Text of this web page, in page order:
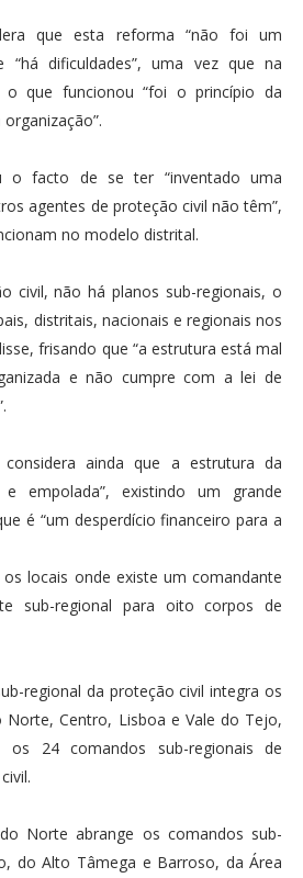
que esta reforma “não foi um
“há dificuldades”, uma vez que na
o que funcionou “foi o princípio da
o facto de se ter “inventado uma
agentes de proteção civil não têm”,
no modelo distrital.
civil, não há planos sub-regionais, o
distritais, nacionais e regionais nos
frisando que “a estrutura está mal
e não cumpre com a lei de
ainda que a estrutura da
e empolada”, existindo um grande
é “um desperdício financeiro para a
locais onde existe um comandante
sub-regional para oito corpos de
regional da proteção civil integra os
Norte, Centro, Lisboa e Vale do Tejo,
24 comandos sub-regionais de
Norte abrange os comandos sub-
do Alto Tâmega e Barroso, da Área